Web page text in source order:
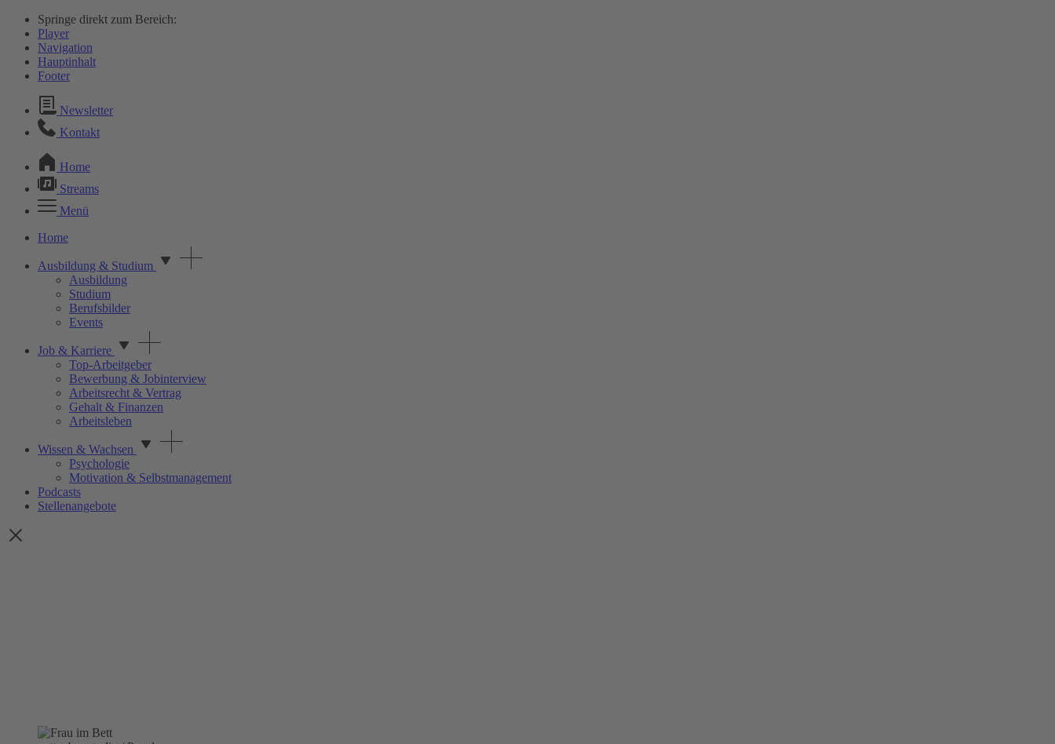
Springe direkt zum Bereich:
Player
Navigation
Hauptinhalt
Footer
Newsletter
Kontakt
Home
Streams
Menü
Home
Ausbildung & Studium
Ausbildung
Studium
Berufsbilder
Events
Job & Karriere
Top-Arbeitgeber
Bewerbung & Jobinterview
Arbeitsrecht & Vertrag
Gehalt & Finanzen
Arbeitsleben
Wissen & Wachsen
Psychologie
Motivation & Selbstmanagement
Podcasts
Stellenangebote